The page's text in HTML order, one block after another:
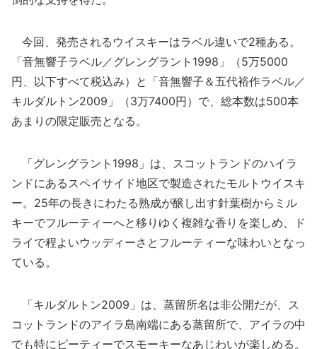
今回、発売されるウイスキーはラベル違いで2種ある。
「音無響子ラベル／グレングラント1998」（5万5000
円、以下すべて税込み）と「音無響子＆五代裕作ラベル／
キルダルトン2009」（3万7400円）で、総本数は500本
あまりの限定販売となる。
「グレングラント1998」は、スコットランドのハイラ
ンドにあるスペイサイド地区で製造されたモルトウイスキ
ー。25年の長きにわたる熟成が醸し出す針葉樹からミル
キーでフルーティーへと移りゆく複雑な香りを楽しめ、ド
ライで程よいウッディーさとフルーティーな味わいとなっ
ている。
「キルダルトン2009」は、蒸留所名は非公開だが、ス
コットランドのアイラ島南端にある蒸留所で、アイラの中
でも特にピーティーでスモーキーなあじわいが楽しめる。